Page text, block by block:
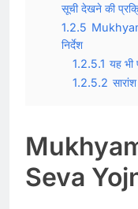
सूची देखने की
1.2.5
निर्देश
1.2.5.1 यह भी
1.2.5.2
Seva